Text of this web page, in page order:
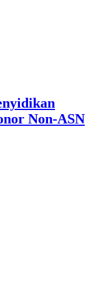
Non-ASN